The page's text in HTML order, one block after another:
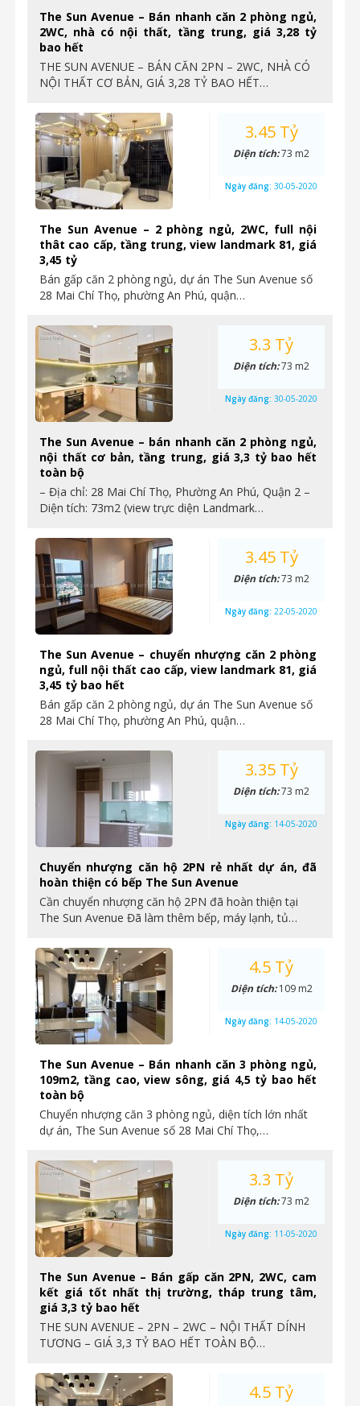
The Sun Avenue – Bán nhanh căn 2 phòng ngủ,
2WC, nhà có nội thất, tầng trung, giá 3,28 tỷ
bao hết
THE SUN AVENUE – BÁN CĂN 2PN – 2WC, NHÀ CÓ
NỘI THẤT CƠ BẢN, GIÁ 3,28 TỶ BAO HẾT…
The Sun Avenue – 2 phòng ngủ, 2WC, full nội
thât cao cấp, tầng trung, view landmark 81, giá
3,45 tỷ
Bán gấp căn 2 phòng ngủ, dự án The Sun Avenue số
28 Mai Chí Thọ, phường An Phú, quận…
3.45 Tỷ
Diện tích:73 m2
Ngày đăng: 30-05-2020
The Sun Avenue – bán nhanh căn 2 phòng ngủ,
nội thất cơ bản, tầng trung, giá 3,3 tỷ bao hết
toàn bộ
– Địa chỉ: 28 Mai Chí Thọ, Phường An Phú, Quận 2 –
Diện tích: 73m2 (view trực diện Landmark…
3.3 Tỷ
Diện tích:73 m2
Ngày đăng: 30-05-2020
The Sun Avenue – chuyển nhượng căn 2 phòng
ngủ, full nội thất cao cấp, view landmark 81, giá
3,45 tỷ bao hết
Bán gấp căn 2 phòng ngủ, dự án The Sun Avenue số
28 Mai Chí Thọ, phường An Phú, quận…
3.45 Tỷ
Diện tích:73 m2
Ngày đăng: 22-05-2020
Chuyển nhượng căn hộ 2PN rẻ nhất dự án, đã
hoàn thiện có bếp The Sun Avenue
Cần chuyển nhượng căn hộ 2PN đã hoàn thiện tại
The Sun Avenue Đã làm thêm bếp, máy lạnh, tủ…
3.35 Tỷ
Diện tích:73 m2
Ngày đăng: 14-05-2020
The Sun Avenue – Bán nhanh căn 3 phòng ngủ,
109m2, tầng cao, view sông, giá 4,5 tỷ bao hết
toàn bộ
Chuyển nhượng căn 3 phòng ngủ, diện tích lớn nhất
dự án, The Sun Avenue số 28 Mai Chí Thọ,…
4.5 Tỷ
Diện tích:109 m2
Ngày đăng: 14-05-2020
The Sun Avenue – Bán gấp căn 2PN, 2WC, cam
kết giá tốt nhất thị trường, tháp trung tâm,
giá 3,3 tỷ bao hết
THE SUN AVENUE – 2PN – 2WC – NỘI THẤT DÍNH
TƯƠNG – GIÁ 3,3 TỶ BAO HẾT TOÀN BỘ…
3.3 Tỷ
Diện tích:73 m2
Ngày đăng: 11-05-2020
4.5 Tỷ